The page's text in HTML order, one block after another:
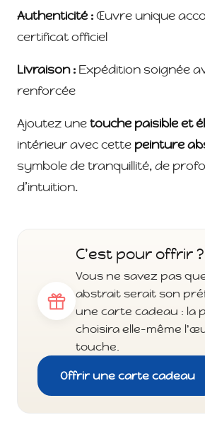
Authenticité :Œuvre unique
certificat officiel
Livraison : Expédition soignée
renforcée
Ajoutez unetouche paisible et
intérieur avec cette peinture
symbole de tranquillité, de
d’intuition.
C'est pour offrir ?
Vous ne savez pas
abstrait serait son
une carte cadeau : la
choisira elle-même
touche.
Offrir une carte cadeau